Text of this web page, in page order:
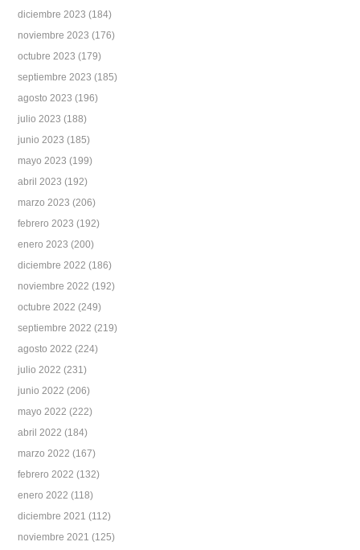
diciembre 2023 (184)
noviembre 2023 (176)
octubre 2023 (179)
septiembre 2023 (185)
agosto 2023 (196)
julio 2023 (188)
junio 2023 (185)
mayo 2023 (199)
abril 2023 (192)
marzo 2023 (206)
febrero 2023 (192)
enero 2023 (200)
diciembre 2022 (186)
noviembre 2022 (192)
octubre 2022 (249)
septiembre 2022 (219)
agosto 2022 (224)
julio 2022 (231)
junio 2022 (206)
mayo 2022 (222)
abril 2022 (184)
marzo 2022 (167)
febrero 2022 (132)
enero 2022 (118)
diciembre 2021 (112)
noviembre 2021 (125)